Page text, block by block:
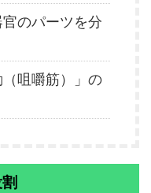
のパーツを分
（咀嚼筋）」の